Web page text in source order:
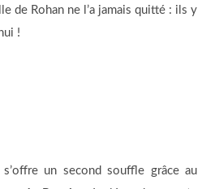
de Rohan ne l’a jamais quitté : ils y
!
un second souffle grâce au